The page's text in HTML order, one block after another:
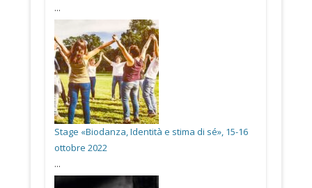
...
Stage «Biodanza, Identità e stima di sé», 15-16
ottobre 2022
...